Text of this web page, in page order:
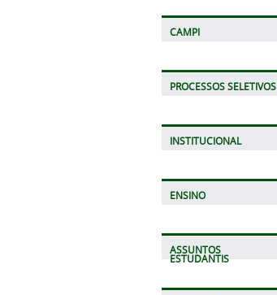
CAMPI
PROCESSOS SELETIVOS
INSTITUCIONAL
ENSINO
ASSUNTOS
ESTUDANTIS